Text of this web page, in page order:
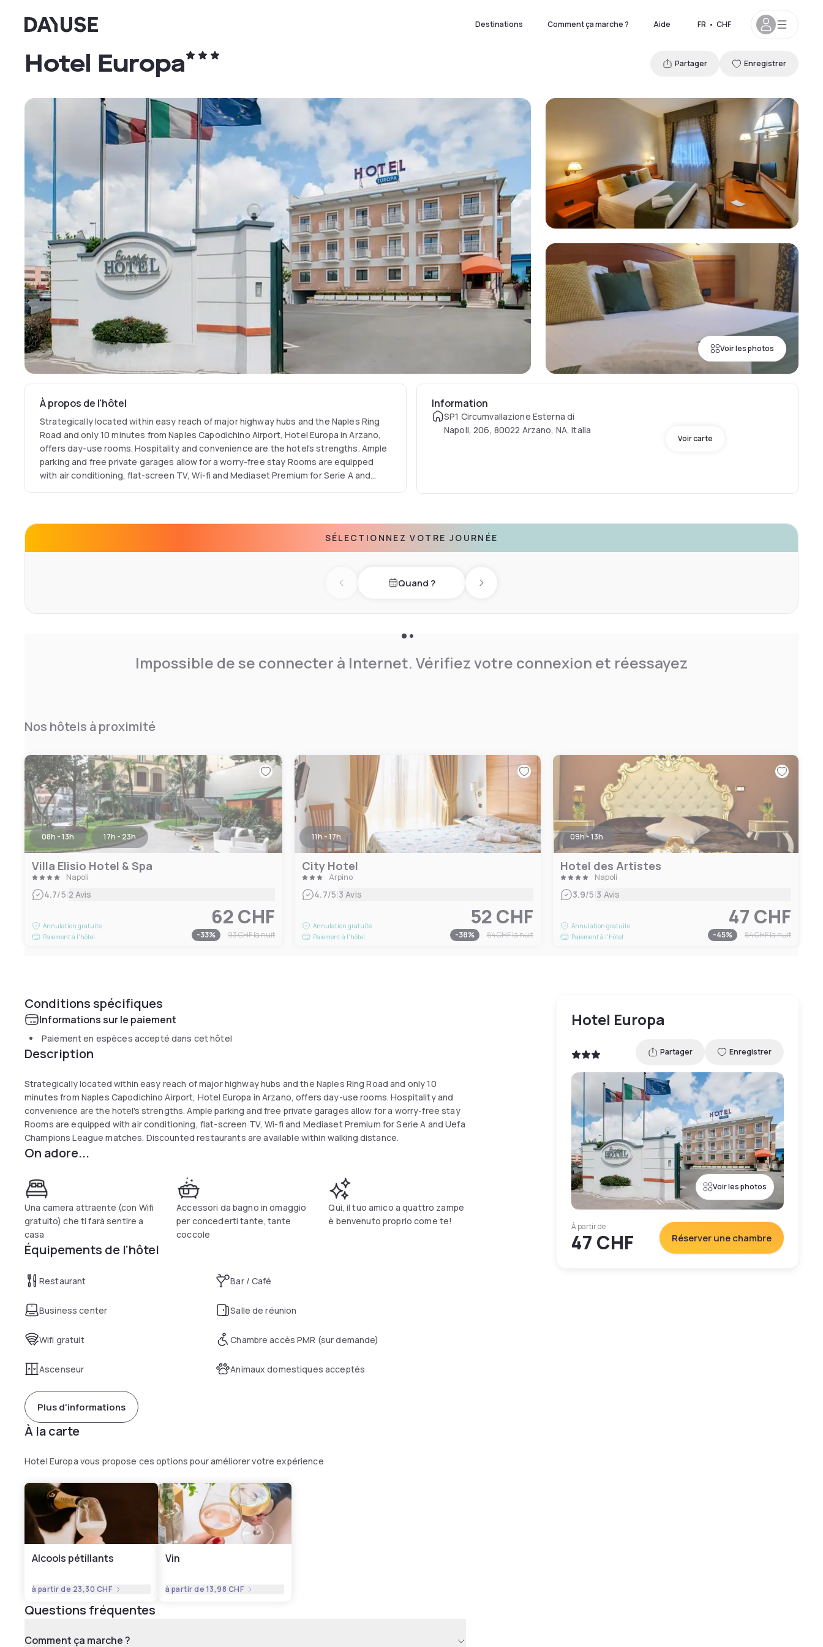
Dayuse Destinations Comment ça marche ? Aide FR • CHF
Voir les photos
Hotel Europa Partager Enregistrer
À propos de l'hôtel
Strategically located within easy reach of major highway hubs and the Naples Ring
Road and only 10 minutes from Naples Capodichino Airport, Hotel Europa in Arzano,
offers day-use rooms. Hospitality and convenience are the hotel's strengths. Ample
parking and free private garages allow for a worry-free stay Rooms are equipped
with air conditioning, flat-screen TV, Wi-fi and Mediaset Premium for Serie A and
Information
SP1 Circumvallazione Esterna di
Napoli, 206, 80022 Arzano, NA, Italia
Voir carte
SÉLECTIONNEZ VOTRE JOURNÉE
Previous dayQuand ? Next day
Impossible de se connecter à Internet. Vérifiez votre connexion et réessayez
Nos hôtels à proximité
08h - 13h 17h - 23h
Villa Elisio Hotel & Spa
Napoli
4.7/5|2 Avis
Annulation gratuite
Paiement à l'hôtel
62 CHF
-33% 93 CHFla nuit
11h - 17h
City Hotel
Arpino
4.7/5|3 Avis
Annulation gratuite
Paiement à l'hôtel
52 CHF
-38% 84 CHFla nuit
09h - 13h
Hotel des Artistes
Napoli
3.9/5|3 Avis
Annulation gratuite
Paiement à l'hôtel
47 CHF
-45% 84 CHFla nuit
Conditions spécifiques
Informations sur le paiement
Paiement en espèces accepté dans cet hôtel
Description
Strategically located within easy reach of major highway hubs and the Naples Ring Road and only 10
minutes from Naples Capodichino Airport, Hotel Europa in Arzano, offers day-use rooms. Hospitality and
convenience are the hotel's strengths. Ample parking and free private garages allow for a worry-free stay
Rooms are equipped with air conditioning, flat-screen TV, Wi-fi and Mediaset Premium for Serie A and Uefa
Champions League matches. Discounted restaurants are available within walking distance.
On adore...
Una camera attraente (con Wifi
gratuito) che ti farà sentire a
casa
Accessori da bagno in omaggio
per concederti tante, tante
coccole
Qui, il tuo amico a quattro zampe
è benvenuto proprio come te!
Équipements de l'hôtel
Restaurant Bar / Café
Business center Salle de réunion
Wifi gratuit Chambre accès PMR (sur demande)
Ascenseur Animaux domestiques acceptés
Plus d'informations
À la carte
Hotel Europa vous propose ces options pour améliorer votre expérience
Alcools pétillants
à partir de 23,30 CHF
Vin
à partir de 13,98 CHF
Questions fréquentes
Comment ça marche ?
Hotel Europa
Partager Enregistrer
Voir les photos
À partir de
47 CHF Réserver une chambre